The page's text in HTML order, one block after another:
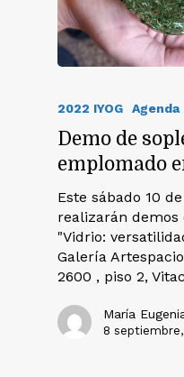
2022 IYOG Agenda
Demo de
emplomado
Este sábado 10
realizarán demos
"Vidrio:
Galería
2600 , piso 2,
María
8